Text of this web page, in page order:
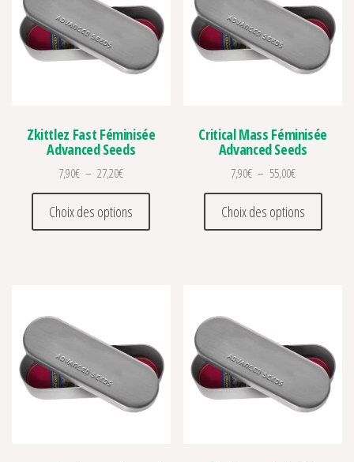
Zkittlez Fast Féminisée
Advanced Seeds
7,90€ – 27,20€Plage de prix : 7,90€ à 27,20€
Choix des options
Ce produit a plusieurs variations. Les
Critical Mass Féminisée
Advanced Seeds
7,90€ – 55,00€Plage de prix
Choix des options
Ce